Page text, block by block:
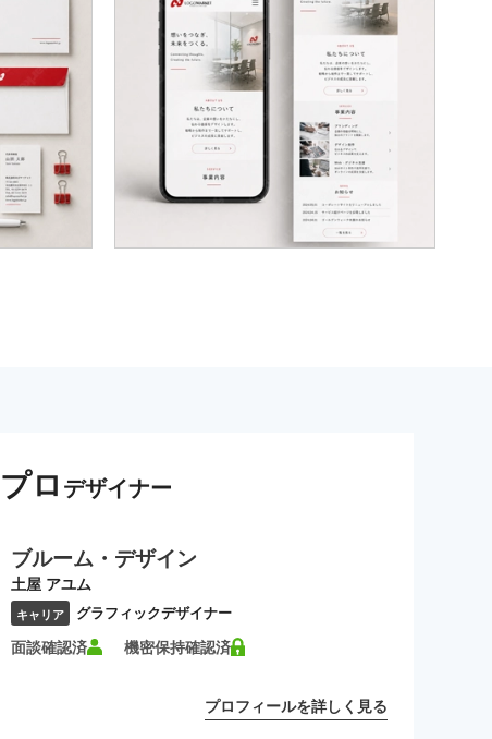
プロ デザイナー
ブルーム・デザイン
土屋 アユム
キャリア グラフィックデザイナー
面談確認済 機密保持確認済
プロフィールを詳しく見る